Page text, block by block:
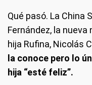
Qué pasó. La China
Fernández, la nueva
hija Rufina, Nicolás
la conoce pero lo
hija “esté feliz”.